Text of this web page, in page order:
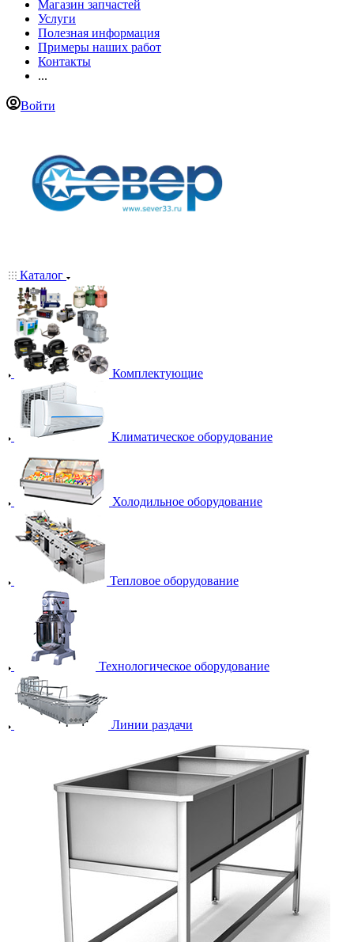
Магазин запчастей
Услуги
Полезная информация
Примеры наших работ
Контакты
...
Войти
Каталог
Комплектующие
Климатическое оборудование
Холодильное оборудование
Тепловое оборудование
Технологическое оборудование
Линии раздачи